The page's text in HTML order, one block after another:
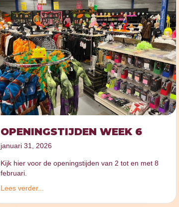
OPENINGSTIJDEN WEEK 6
januari 31, 2026
Kijk hier voor de openingstijden van 2 tot en met 8
februari.
Lees verder...